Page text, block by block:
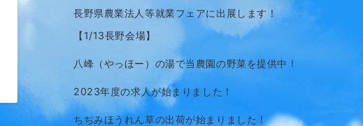
長野県農業法人等就業フェアに出展します！
【1/13長野会場】
八峰（やっほー）の湯で当農園の野菜を提供中！
2023年度の求人が始まりました！
ちぢみほうれん草の出荷が始まりました！